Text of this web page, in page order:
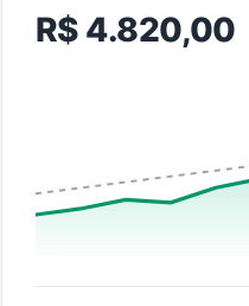
R$ 4.820,00